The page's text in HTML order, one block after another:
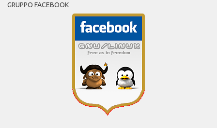
GRUPPO FACEBOOK